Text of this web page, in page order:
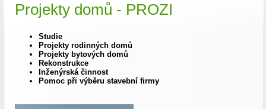
Projekty domů - PROZI
Studie
Projekty rodinných domů
Projekty bytových domů
Rekonstrukce
Inženýrská činnost
Pomoc při výběru stavební firmy